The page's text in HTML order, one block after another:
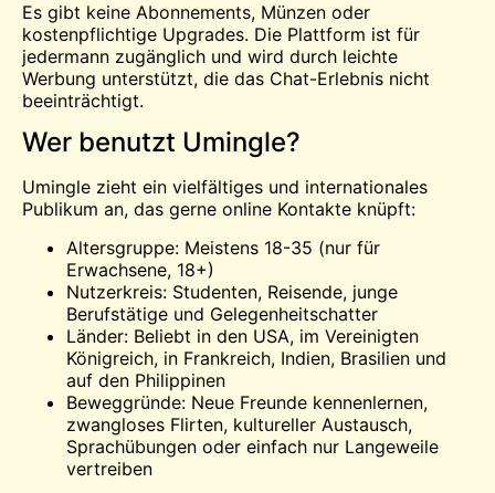
Es gibt keine Abonnements, Münzen oder
kostenpflichtige Upgrades. Die Plattform ist für
jedermann zugänglich und wird durch leichte
Werbung unterstützt, die das Chat-Erlebnis nicht
beeinträchtigt.
Wer benutzt Umingle?
Umingle zieht ein vielfältiges und internationales
Publikum an, das gerne online Kontakte knüpft:
Altersgruppe: Meistens 18-35 (nur für
Erwachsene, 18+)
Nutzerkreis: Studenten, Reisende, junge
Berufstätige und Gelegenheitschatter
Länder: Beliebt in den USA, im Vereinigten
Königreich, in Frankreich, Indien, Brasilien und
auf den Philippinen
Beweggründe: Neue Freunde kennenlernen,
zwangloses Flirten, kultureller Austausch,
Sprachübungen oder einfach nur Langeweile
vertreiben